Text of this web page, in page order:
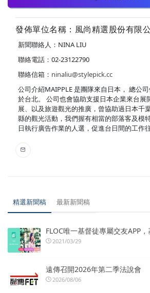
發佈單位名稱：風尚精選股份有限
新聞聯絡人：NINA LIU
聯絡電話：02-23122790
聯絡信箱： ninaliu@stylepick.cc
公司介紹MAIPPLE 是團隊來自日本， 總公
於台北。 公司也會協助支援日本企業來台展
展、以及旅遊觀光的推廣，曾協助過日本千
縣的觀光活動，我們握有相當的部落客及模
日執行廣告作業的人選，促進台日間的工作往
精選新聞稿 最新新聞稿
FLOC唯一基督徒專屬交友APP
2021/03/29
遠傳召開2026年第二季法說會
2026/08/06